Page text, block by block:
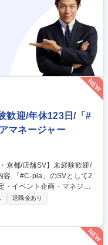
務 ■アルバイトスタッフ管
務：既存サービスの改善、
職種 ★未経
るNAFICに併設するホテル
歓迎/年休123日/「#
マネージャー
・イベント企画・マネジメ
持ちながらキャリアを積む
客層や売上を踏まえて、追
年など）・商品の在庫管
・人員管理（アルバイト社
退職金あり